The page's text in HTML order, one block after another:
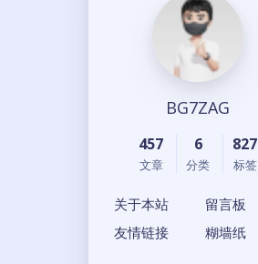
BG7ZAG
457
文章
6
分类
827
标签
关于本站
留言板
友情链接
糊墙纸